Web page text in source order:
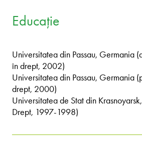
Educație
Universitatea din Passau, Germania
în drept, 2002)
Universitatea din Passau, Germania
drept, 2000)
Universitatea de Stat din
Drept, 1997-1998)